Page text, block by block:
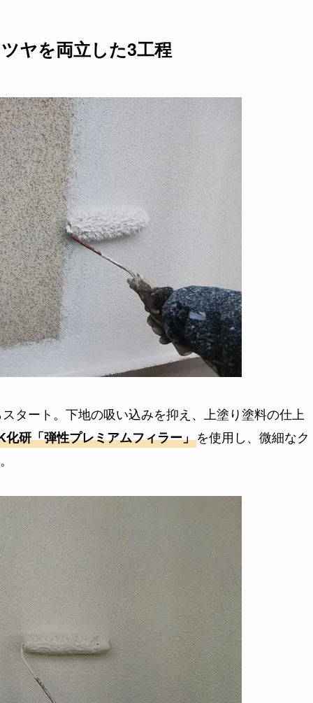
ヤを両立した3工程
タート。下地の吸い込みを抑え、上塗り塗料の仕上
化研「弾性プレミアムフィラー」を使用し、微細なク